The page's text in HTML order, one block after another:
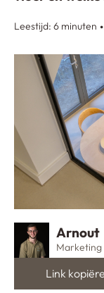
Leestijd: 6 minuten
Arnout
Marketing